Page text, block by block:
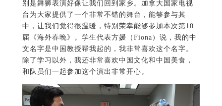
别是舞狮表演好像让我们回到家乡。加拿大国家电视
台为大家提供了一个非常不错的舞台，能够参与其
中，让我们觉得很温暖，特别荣幸能够参加本次第10
届《海外春晚》。学生代表方媛（Fiona）说，我的中
文名字是中国教授帮我起的，我非常喜欢这个名字。
除了学习以外，我还非常喜欢中国文化和中国美食，
和队员们一起参加这个演出非常开心。